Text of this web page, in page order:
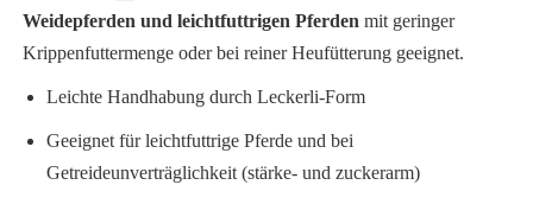
Weidepferden und leichtfuttrigen Pferden mit geringer
Krippenfuttermenge oder bei reiner Heufütterung geeignet.
Leichte Handhabung durch Leckerli-Form
Geeignet für leichtfuttrige Pferde und bei
Getreideunverträglichkeit (stärke- und zuckerarm)